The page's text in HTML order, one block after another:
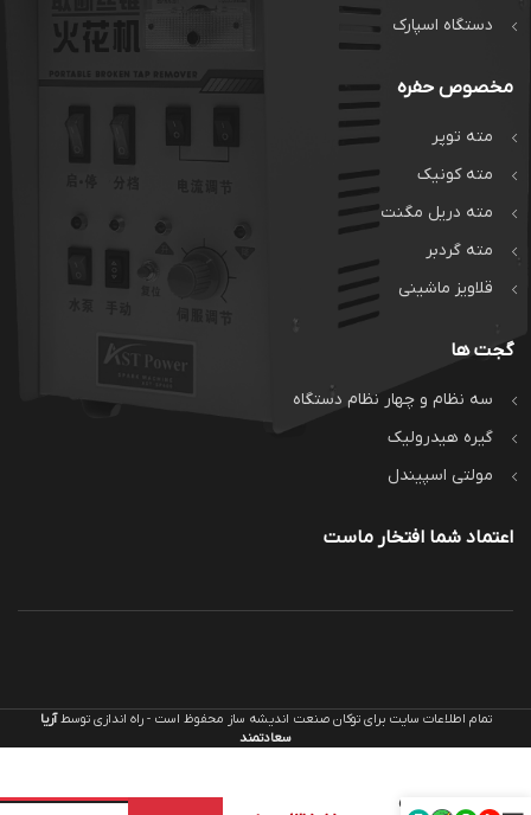
دستگاه اسپارک
مخصوص حفره
مته توپر
مته کونیک
مته دریل مگنت
مته گردبر
قلاویز ماشینی
گجت ها
سه نظام و چهار نظام دستگاه
گیره هیدرولیک
مولتی اسپیندل
اعتماد شما افتخار ماست
تمام اطلاعات سایت برای توکان صنعت اندیشه ساز محفوظ است - راه اندازی توسطآریا
سعادتمند
چهار
نظام
منظم
تراش